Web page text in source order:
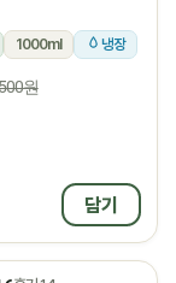
1000ml 냉장
원
담기